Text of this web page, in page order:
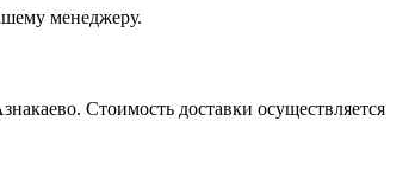
менеджеру.
Стоимость доставки осуществляется